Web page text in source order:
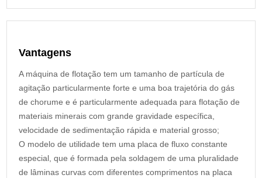
Vantagens
A máquina de flotação tem um tamanho de partícula de
agitação particularmente forte e uma boa trajetória do gás
de chorume e é particularmente adequada para flotação de
materiais minerais com grande gravidade específica,
velocidade de sedimentação rápida e material grosso;
O modelo de utilidade tem uma placa de fluxo constante
especial, que é formada pela soldagem de uma pluralidade
de lâminas curvas com diferentes comprimentos na placa